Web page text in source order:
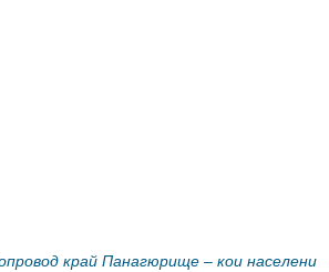
край Панагюрище – кои населени